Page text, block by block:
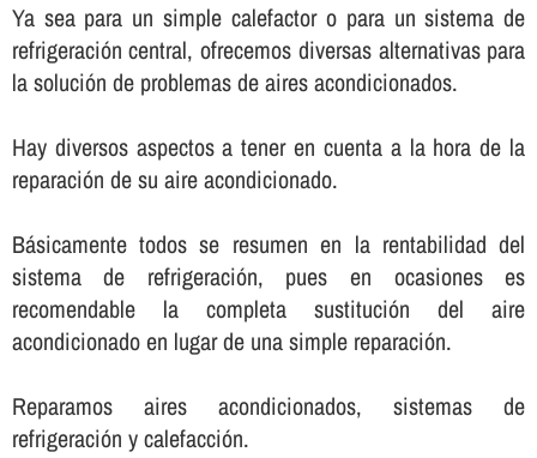
Ya sea para un simple calefactor o para un sistema de
refrigeración central, ofrecemos diversas alternativas para
la solución de problemas de aires acondicionados.
Hay diversos aspectos a tener en cuenta a la hora de la
reparación de su aire acondicionado.
Básicamente todos se resumen en la rentabilidad del
sistema de refrigeración, pues en ocasiones es
recomendable la completa sustitución del aire
acondicionado en lugar de una simple reparación.
Reparamos aires acondicionados, sistemas de
refrigeración y calefacción.